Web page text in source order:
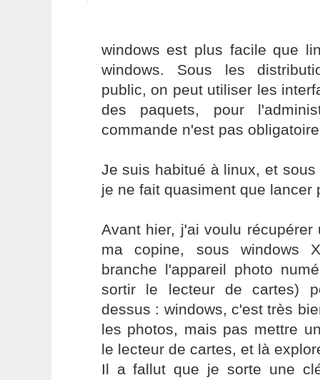
windows est plus facile que
windows. Sous les
public, on peut utiliser les
des paquets, pour
commande n'est pas
Je suis habitué à linux, et
je ne fait quasiment que lancer
Avant hier, j'ai voulu
ma copine, sous windows
branche l'appareil photo
sortir le lecteur de cartes)
dessus : windows, c'est très
les photos, mais pas mettre
le lecteur de cartes, et là
Il a fallut que je sorte une